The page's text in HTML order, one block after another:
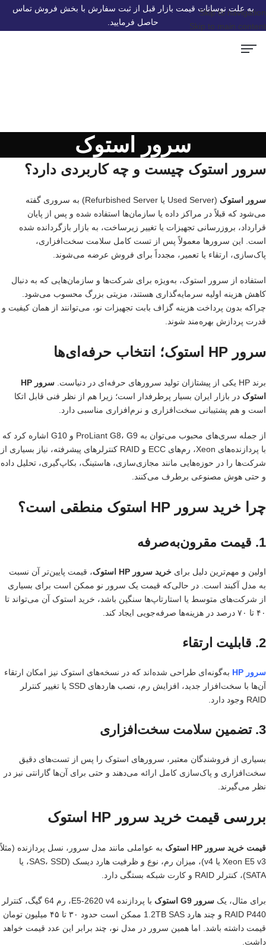
Skip to navigation
Skip to main content
به علت نوسانات قیمت بازار قبل از ثبت سفارش با بخش فروش تماس
حاصل فرمایید.
سرور استوک
سرور استوک چیست و چه کاربردی دارد؟
سرور استوک
(Used Server یا Refurbished Server) به سروری گفته
می‌شود که قبلاً در مراکز داده یا سازمان‌ها استفاده شده و پس از پایان
قرارداد، بروزرسانی تجهیزات یا تغییر زیرساخت، به بازار بازگردانده شده
است. این سرورها معمولاً پس از تست کامل سلامت سخت‌افزاری،
پاک‌سازی، ارتقاء یا تعمیر، مجدداً برای فروش عرضه می‌شوند.
استفاده از سرور استوک، به‌ویژه برای شرکت‌ها و سازمان‌هایی که به دنبال
کاهش هزینه اولیه سرمایه‌گذاری هستند، مزیتی بزرگ محسوب می‌شود.
چراکه بدون پرداخت هزینه گزاف بابت تجهیزات نو، می‌توانند از همان کیفیت و
قدرت پردازش بهره‌مند شوند.
سرور HP استوک؛ انتخاب حرفه‌ای‌ها
برند HP یکی از پیشتازان تولید سرورهای حرفه‌ای در دنیاست.
سرور HP
استوک در بازار ایران بسیار پرطرفدار است؛ زیرا هم از نظر فنی قابل اتکا
است و هم پشتیبانی سخت‌افزاری و نرم‌افزاری مناسبی دارد.
از جمله سری‌های محبوب می‌توان به ProLiant G8، G9 و G10 اشاره کرد که
با پردازنده‌های Xeon، رم‌های ECC و RAID کنترلرهای پیشرفته، نیاز بسیاری از
شرکت‌ها را در حوزه‌هایی مانند مجازی‌سازی، هاستینگ، بکاپ‌گیری، تحلیل داده
و حتی هوش مصنوعی برطرف می‌کنند.
چرا خرید سرور HP استوک منطقی است؟
1. قیمت مقرون‌به‌صرفه
اولین و مهم‌ترین دلیل برای خرید سرور HP استوک
، قیمت پایین‌تر آن نسبت
به مدل آکبند است. در حالی‌که قیمت یک سرور نو ممکن است برای بسیاری
از شرکت‌های متوسط یا استارتاپ‌ها سنگین باشد، خرید استوک آن می‌تواند تا
۴۰ تا ۷۰ درصد در هزینه‌ها صرفه‌جویی ایجاد کند.
2. قابلیت ارتقاء
سرور HP
به‌گونه‌ای طراحی شده‌اند که در نسخه‌های استوک نیز امکان ارتقاء
آن‌ها با سخت‌افزار جدید، افزایش رم، نصب هارد‌های SSD یا تغییر کنترلر
RAID وجود دارد.
3. تضمین سلامت سخت‌افزاری
بسیاری از فروشندگان معتبر، سرورهای استوک را پس از تست‌های دقیق
سخت‌افزاری و پاک‌سازی کامل ارائه می‌دهند و حتی برای آن‌ها گارانتی نیز در
نظر می‌گیرند.
بررسی قیمت خرید سرور HP استوک
قیمت خرید سرور HP استوک
به عواملی مانند مدل سرور، نسل پردازنده (مثلاً
Xeon E5 v3 یا v4)، میزان رم، نوع و ظرفیت هارد دیسک (SAS، SSD، یا
SATA)، کنترلر RAID و کارت شبکه بستگی دارد.
برای مثال، یک سرور G9 استوک
با پردازنده E5-2620 v4، رم 64 گیگ، کنترلر
RAID P440 و چند هارد 1.2TB SAS ممکن است حدود ۳۰ تا ۴۵ میلیون تومان
قیمت داشته باشد. اما همین سرور در مدل نو، چند برابر این عدد قیمت خواهد
داشت.